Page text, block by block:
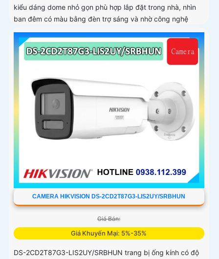
kiểu dáng dome nhỏ gọn phù hợp lắp đặt trong nhà, nhìn
ban đêm có màu bằng đèn trợ sáng và nhờ công nghệ
ColorVU HikAI-ISP, có tính năng AI giúp nhận diện người và
phương tiện, tích hợp micro kép
CAMERA HIKVISION DS-2CD2T87G3-LIS2UY/SRBHUN
Giá Bán:
Giá Khuyến Mại: 5%-35%
DS-2CD2T87G3-LIS2UY/SRBHUN trang bị ống kính có độ